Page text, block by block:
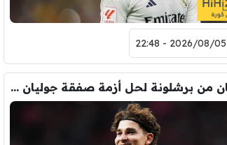
2026/08/05 - 22:48
لاعبان من برشلونة لحل أزمة صفقة جوليان ألفاريز !